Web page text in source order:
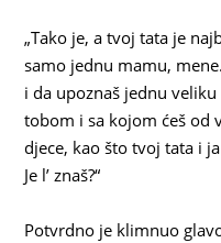
„Tako je, a tvoj tata je
samo jednu mamu,
i da upoznaš jednu
tobom i sa kojom ćeš od
djece, kao što tvoj tata i
Je l’ znaš?“
Potvrdno je klimnuo